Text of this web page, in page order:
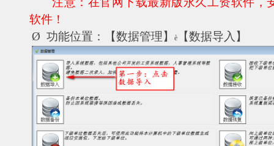
软件！
Ø 功能位置：【数据管理】 è 【数据导入】